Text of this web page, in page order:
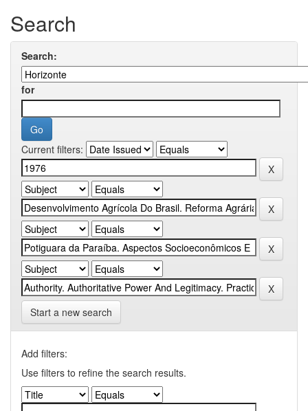
Search
Search:
for
Current filters:
Start a new search
Add filters:
Use filters to refine the search results.